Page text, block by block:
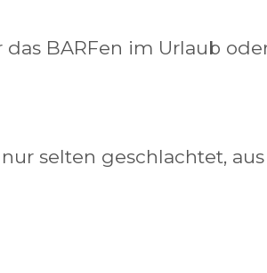
BARFen im Urlaub
selten geschlachtet,